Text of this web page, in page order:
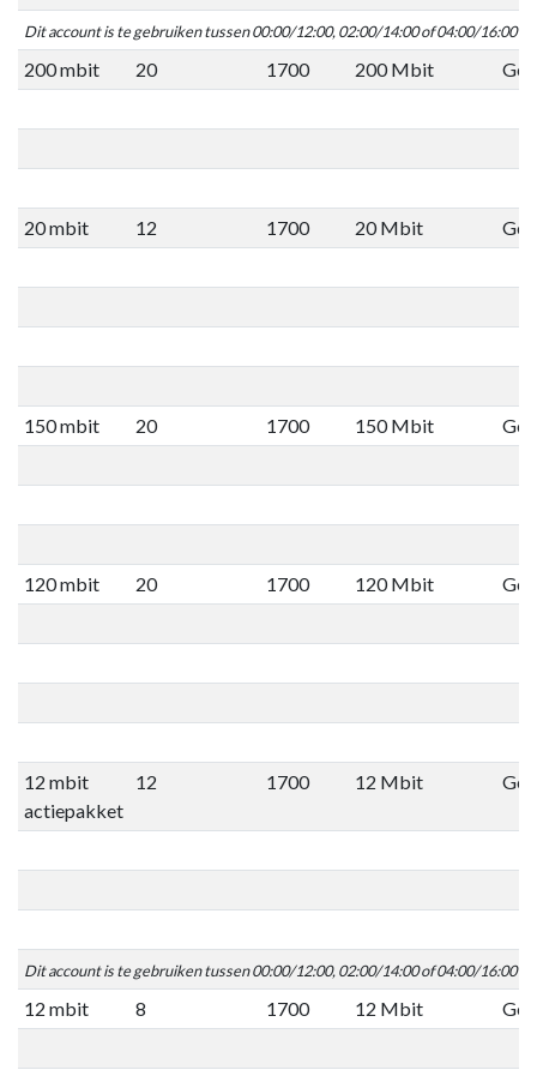
Dit account is te gebruiken tussen 00:00/12:00, 02:00/14:00 of 04:00/16:00
200 mbit 20 1700 200 Mbit
20 mbit 12 1700 20 Mbit
150 mbit 20 1700 150 Mbit
120 mbit 20 1700 120 Mbit
12 mbit
actiepakket
12 1700 12 Mbit
Dit account is te gebruiken tussen 00:00/12:00, 02:00/14:00 of 04:00/16:00
12 mbit 8 1700 12 Mbit